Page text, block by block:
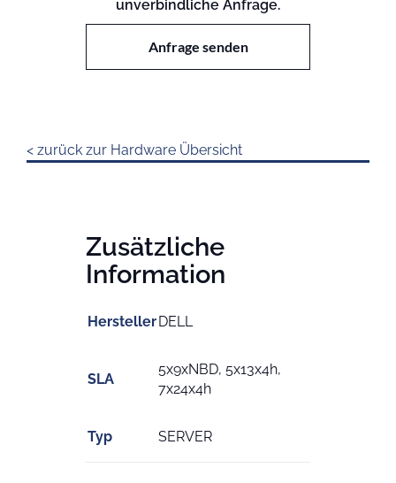
unverbindliche Anfrage.
Anfrage senden
< zurück zur Hardware Übersicht
Zusätzliche
Information
HerstellerDELL
SLA
5x9xNBD, 5x13x4h,
7x24x4h
Typ SERVER